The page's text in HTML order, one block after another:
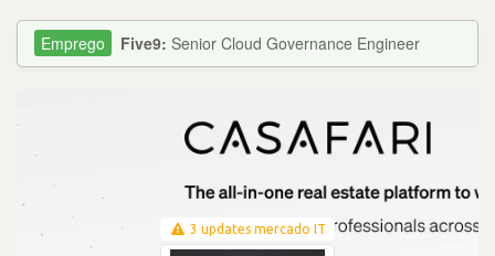
Five9: Senior Cloud Governance Engineer
3 updates mercado IT